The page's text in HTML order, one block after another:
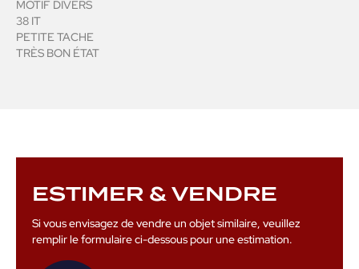
MOTIF DIVERS
38 IT
PETITE TACHE
TRÈS BON ÉTAT
ESTIMER & VENDRE
Si vous envisagez de vendre un objet similaire, veuillez
remplir le formulaire ci-dessous pour une estimation.